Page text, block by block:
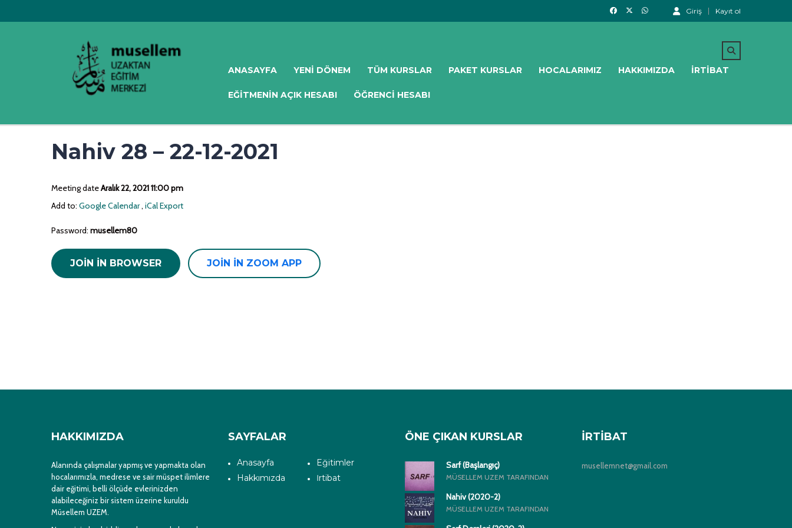
Giriş Kayıt ol
ANASAYFA YENI DÖNEM TÜM KURSLAR PAKET KURSLAR HOCALARIMIZ HAKKIMIZDA İRTIBAT
EĞITMENIN AÇIK HESABI ÖĞRENCI HESABI
Nahiv 28 – 22-12-2021
Meeting dateAralık 22, 2021 11:00 pm
Add to: Google Calendar, iCal Export
Password: musellem80
JOIN IN BROWSER JOIN IN ZOOM APP
HAKKIMIZDA
Alanında çalışmalar yapmış ve yapmakta olan
hocalarımızla, medrese ve sair müspet ilimlere
dair eğitimi, belli ölçüde evlerinizden
alabileceğiniz bir sistem üzerine kuruldu
Müsellem UZEM.
SAYFALAR
Anasayfa
Eğitimler
Hakkımızda
İrtibat
ÖNE ÇIKAN KURSLAR
Sarf (Başlangıç)
MÜSELLEM UZEM TARAFINDAN
Nahiv (2020-2)
MÜSELLEM UZEM TARAFINDAN
İRTIBAT
musellemnet@gmail.com